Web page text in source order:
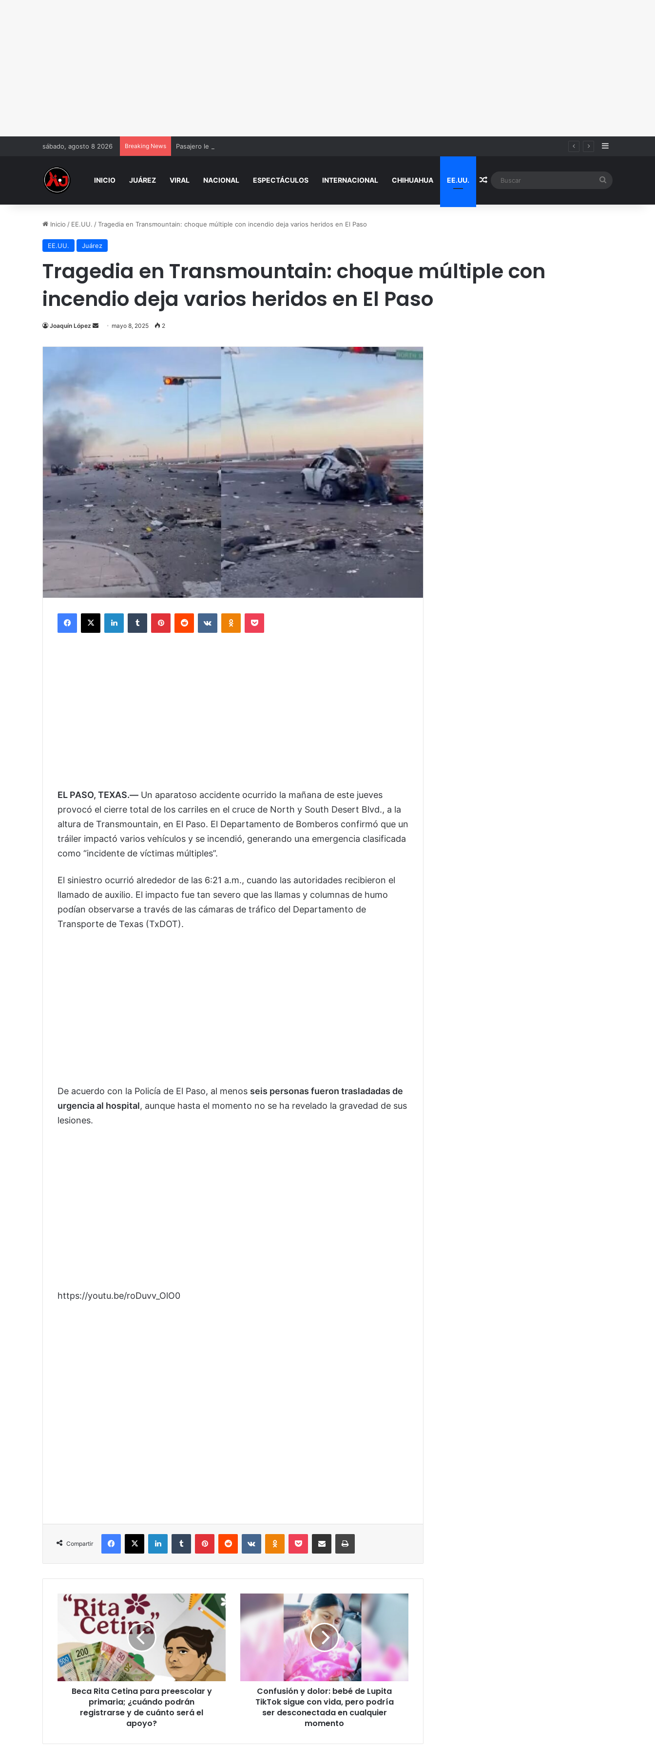
sábado, agosto 8 2026 Breaking News Pasajero le quita celular y provoca heridas en el brazo a conductora de plataforma Sidebar
INICIO JUÁREZ VIRAL NACIONAL ESPECTÁCULOS INTERNACIONAL CHIHUAHUA EE.UU. Random Article
Inicio / EE.UU. /Tragedia en Transmountain: choque múltiple con incendio deja varios heridos en El Paso
EE.UU. Juárez
Tragedia en Transmountain: choque múltiple con
incendio deja varios heridos en El Paso
Joaquín López
Send
email
mayo 8, 2025 2
Facebook
X LinkedInTumblr PinterestReddit VKontakteOdnoklassniki
Pocket
EL PASO, TEXAS.— Un aparatoso accidente ocurrido la mañana de este jueves
provocó el cierre total de los carriles en el cruce de North y South Desert Blvd., a la
altura de Transmountain, en El Paso. El Departamento de Bomberos confirmó que un
tráiler impactó varios vehículos y se incendió, generando una emergencia clasificada
como “incidente de víctimas múltiples”.
El siniestro ocurrió alrededor de las 6:21 a.m., cuando las autoridades recibieron el
llamado de auxilio. El impacto fue tan severo que las llamas y columnas de humo
podían observarse a través de las cámaras de tráfico del Departamento de
Transporte de Texas (TxDOT).
De acuerdo con la Policía de El Paso, al menos seis personas fueron trasladadas de
urgencia al hospital, aunque hasta el momento no se ha revelado la gravedad de sus
lesiones.
https://youtu.be/roDuvv_OlO0
Compartir
Facebook
X LinkedInTumblr PinterestReddit VKontakteOdnoklassniki
Pocket Share via Email Print
Beca
Cetina
primaria;
¿cuándo
podrán
registrarse
Beca Rita Cetina para preescolar y
primaria; ¿cuándo podrán
registrarse y de cuánto será el
apoyo?
dolor:
con
Confusión y dolor: bebé de Lupita
TikTok sigue con vida, pero podría
ser desconectada en cualquier
momento